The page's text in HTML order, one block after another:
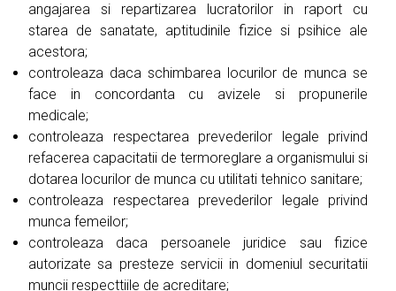
angajarea si repartizarea lucratorilor in raport cu
starea de sanatate, aptitudinile fizice si psihice ale
acestora;
controleaza daca schimbarea locurilor de munca se
face in concordanta cu avizele si propunerile
medicale;
controleaza respectarea prevederilor legale privind
refacerea capacitatii de termoreglare a organismului si
dotarea locurilor de munca cu utilitati tehnico sanitare;
controleaza respectarea prevederilor legale privind
munca femeilor;
controleaza daca persoanele juridice sau fizice
autorizate sa presteze servicii in domeniul securitatii
muncii respecttiile de acreditare;